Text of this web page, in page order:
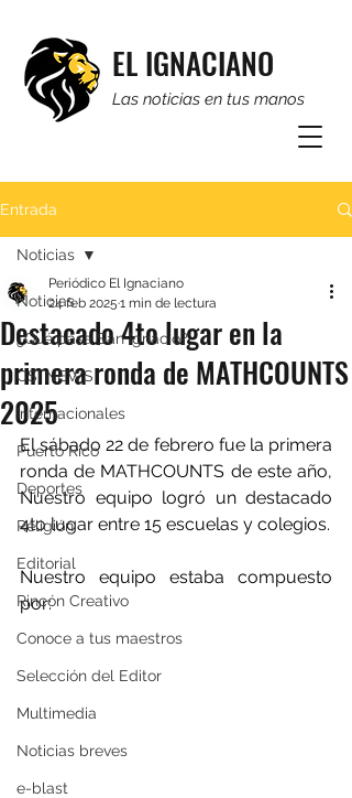
EL IGNACIANO
Las noticias en tus manos
Entrada
Noticias
¿Qué pasa San Ignacio?
CSI NEWS
Internacionales
Puerto Rico
Deportes
Religión
Editorial
Rincón Creativo
Conoce a tus maestros
Selección del Editor
Multimedia
Noticias breves
e-blast
Noticias
Destacado 4to lugar en la
primera ronda de MATHCOUNTS
2025
Periódico El Ignaciano
24 feb 2025 1 min de lectura
El sábado 22 de febrero fue la primera
ronda de MATHCOUNTS de este año,
Nuestro equipo logró un destacado
4to lugar entre 15 escuelas y colegios.
Nuestro equipo estaba compuesto
por: